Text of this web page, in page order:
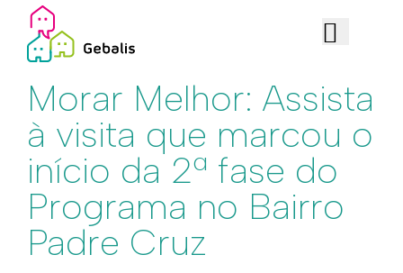
Edificado
Morar Melhor: Assista
à visita que marcou o
início da 2ª fase do
Programa no Bairro
Padre Cruz